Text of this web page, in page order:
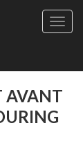
Site
-
Le
AVANT